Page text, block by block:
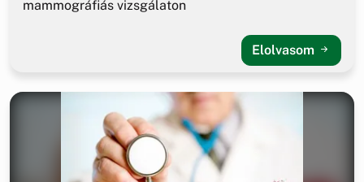
mammográfiás vizsgálaton
Elolvasom